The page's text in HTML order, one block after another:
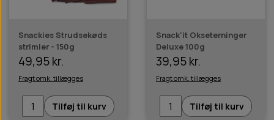
Snackies Strudsekøds
strimler - 150g
49,95 kr.
Fragt omk. tillægges
Tilføj til kurv
Snack'it Okseterninger
Deluxe 100g
39,95 kr.
Fragt omk. tillægges
Tilføj til kurv